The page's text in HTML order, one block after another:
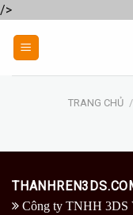
/>
content
TRANG CHỦ /
Công ty TNHH 3DS